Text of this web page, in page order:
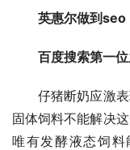
英惠尔做到seo
百度搜索第一位
仔猪断奶应激表
固体饲料不能解决
唯有发酵液态饲